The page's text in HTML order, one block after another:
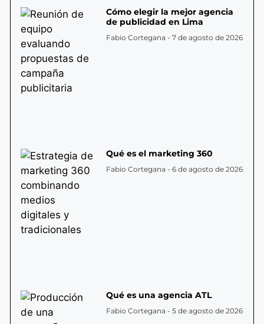
Cómo elegir la mejor agencia
de publicidad en Lima
Fabio Cortegana 7 de agosto de 2026
Qué es el marketing 360
Fabio Cortegana 6 de agosto de 2026
Qué es una agencia ATL
Fabio Cortegana 5 de agosto de 2026